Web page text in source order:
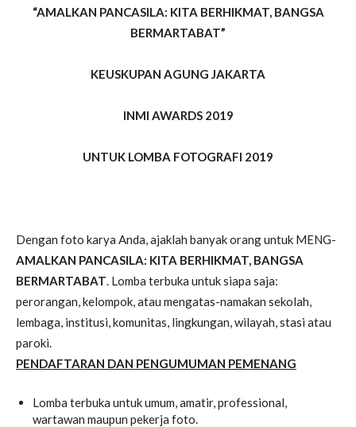
“AMALKAN PANCASILA: KITA BERHIKMAT, BANGSA
BERMARTABAT”
KEUSKUPAN AGUNG JAKARTA
INMI AWARDS 2019
UNTUK LOMBA FOTOGRAFI 2019
Dengan foto karya Anda, ajaklah banyak orang untuk MENG-
AMALKAN PANCASILA: KITA BERHIKMAT, BANGSA
BERMARTABAT. Lomba terbuka untuk siapa saja:
perorangan, kelompok, atau mengatas-namakan sekolah,
lembaga, institusi, komunitas, lingkungan, wilayah, stasi atau
paroki.
PENDAFTARAN DAN PENGUMUMAN PEMENANG
Lomba terbuka untuk umum, amatir, professional,
wartawan maupun pekerja foto.